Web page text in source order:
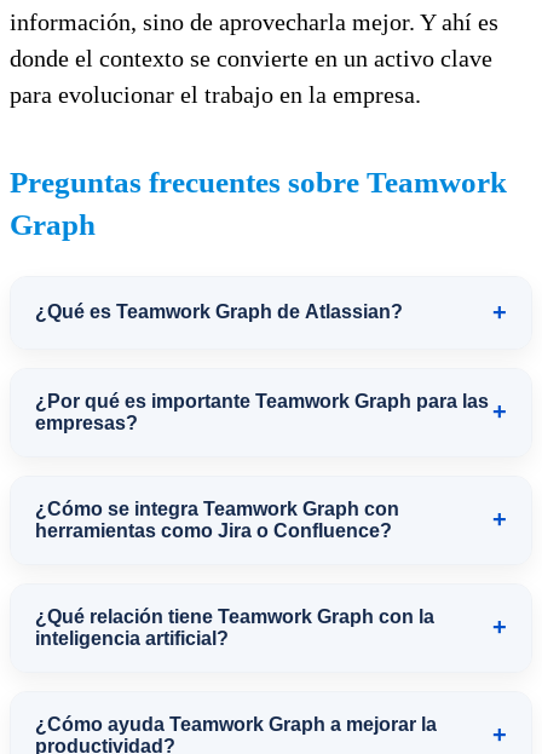
información, sino de aprovecharla mejor. Y ahí es
donde el contexto se convierte en un activo clave
para evolucionar el trabajo en la empresa.
Preguntas frecuentes sobre Teamwork
Graph
¿Qué es Teamwork Graph de Atlassian? +
Teamwork Graph es la capa de datos de
Atlassian que conecta toda la
organización, incluyendo tareas,
documentos, personas y decisiones,
funcionamiento real.
¿Por qué es importante Teamwork Graph para las
empresas?
+
Permite eliminar silos de información y
entender cómo se relaciona el trabajo
la eficiencia operativa y la toma de
decisiones.
¿Cómo se integra Teamwork Graph con
herramientas como Jira o Confluence?
+
Teamwork Graph conecta
automáticamente los datos de Jira,
como herramientas externas, unificando
¿Qué relación tiene Teamwork Graph con la
inteligencia artificial?
+
Teamwork Graph proporciona el
contexto necesario para que la
¿Cómo ayuda Teamwork Graph a mejorar la
productividad?
+